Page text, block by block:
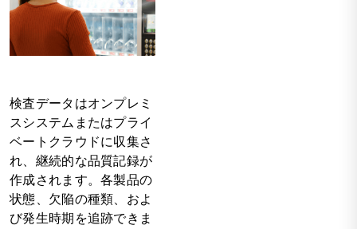
検査データはオンプレミ
スシステムまたはプライ
ベートクラウドに収集さ
れ、継続的な品質記録が
作成されます。各製品の
状態、欠陥の種類、およ
び発生時期を追跡できま